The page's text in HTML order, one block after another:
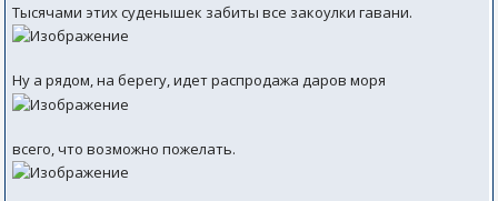
Тысячами этих суденышек забиты все закоулки гавани.
Ну а рядом, на берегу, идет распродажа даров моря
всего, что возможно пожелать.